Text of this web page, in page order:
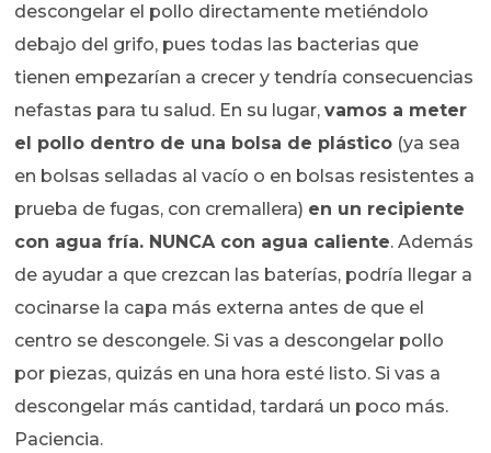
descongelar el pollo directamente metiéndolo
debajo del grifo, pues todas las bacterias que
tienen empezarían a crecer y tendría consecuencias
nefastas para tu salud. En su lugar,vamos a meter
el pollo dentro de una bolsa de plástico (ya sea
en bolsas selladas al vacío o en bolsas resistentes a
prueba de fugas, con cremallera) en un recipiente
con agua fría. NUNCA con agua caliente. Además
de ayudar a que crezcan las baterías, podría llegar a
cocinarse la capa más externa antes de que el
centro se descongele. Si vas a descongelar pollo
por piezas, quizás en una hora esté listo. Si vas a
descongelar más cantidad, tardará un poco más.
Paciencia.